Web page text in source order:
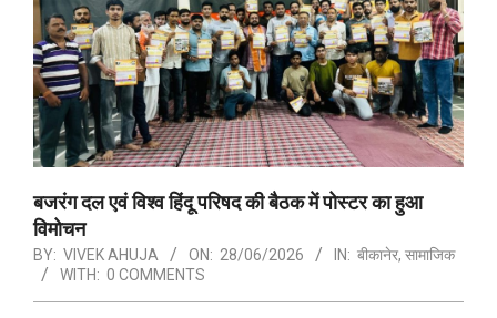
बजरंग दल एवं विश्व हिंदू परिषद की बैठक में पोस्टर का हुआ
विमोचन
BY: VIVEK AHUJA ON: 28/06/2026 IN: बीकानेर, सामाजिक
WITH: 0 COMMENTS